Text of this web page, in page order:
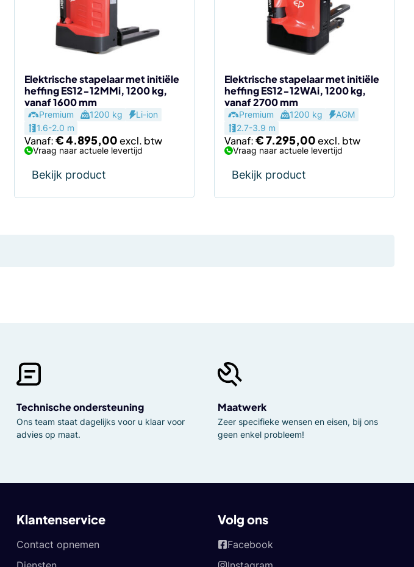
Elektrische stapelaar met initiële
heffing ES12-12MMi, 1200 kg,
vanaf 1600 mm
Premium 1200 kg
Li-ion
1.6-2.0 m
Vanaf:€4.895,00
Vraag naar actuele levertijd
Bekijk product
gekozen
worden
de
productpagina
Elektrische stapelaar met initiële
heffing ES12-12WAi, 1200 kg,
vanaf 2700 mm
Premium 1200 kg
AGM
2.7-3.9 m
Vanaf:€7.295,00
Vraag naar actuele levertijd
Bekijk product
de
productpagina
Technische ondersteuning
Ons team staat dagelijks voor u klaar voor
advies op maat.
Maatwerk
Zeer specifieke wensen en eisen, bij ons
geen enkel probleem!
Klantenservice
Contact opnemen
Volg ons
Facebook